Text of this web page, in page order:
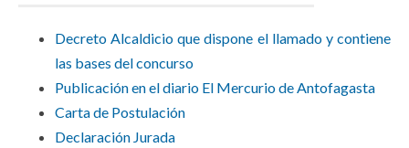
Decreto Alcaldicio que dispone el llamado y contiene
las bases del concurso
Publicación en el diario El Mercurio de Antofagasta
Carta de Postulación
Declaración Jurada